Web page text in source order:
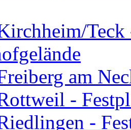
Teck
am
-
-